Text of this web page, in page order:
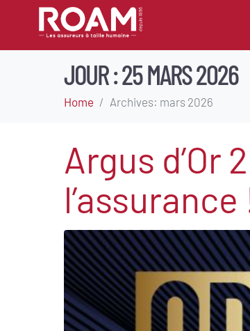
JOUR :25 MARS 2026
Home Archives: mars 2026
Argus d’Or
l’assurance